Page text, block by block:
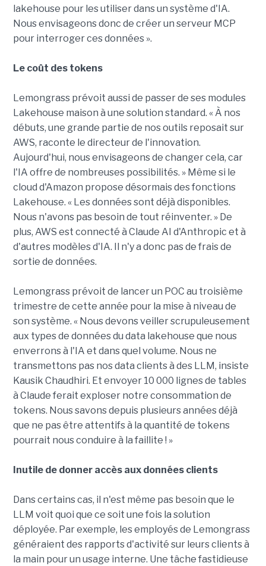
lakehouse pour les utiliser dans un système d'IA.
Nous envisageons donc de créer un serveur MCP
pour interroger ces données ».
Le coût des tokens
Lemongrass prévoit aussi de passer de ses modules
Lakehouse maison à une solution standard. « À nos
débuts, une grande partie de nos outils reposait sur
AWS, raconte le directeur de l'innovation.
Aujourd'hui, nous envisageons de changer cela, car
l'IA offre de nombreuses possibilités. » Même si le
cloud d'Amazon propose désormais des fonctions
Lakehouse. « Les données sont déjà disponibles.
Nous n'avons pas besoin de tout réinventer. » De
plus, AWS est connecté à Claude AI d'Anthropic et à
d'autres modèles d'IA. Il n'y a donc pas de frais de
sortie de données.
Lemongrass prévoit de lancer un POC au troisième
trimestre de cette année pour la mise à niveau de
son système. « Nous devons veiller scrupuleusement
aux types de données du data lakehouse que nous
enverrons à l'IA et dans quel volume. Nous ne
transmettons pas nos data clients à des LLM, insiste
Kausik Chaudhiri. Et envoyer 10 000 lignes de tables
à Claude ferait exploser notre consommation de
tokens. Nous savons depuis plusieurs années déjà
que ne pas être attentifs à la quantité de tokens
pourrait nous conduire à la faillite ! »
Inutile de donner accès aux données clients
Dans certains cas, il n'est même pas besoin que le
LLM voit quoi que ce soit une fois la solution
déployée. Par exemple, les employés de Lemongrass
généraient des rapports d'activité sur leurs clients à
la main pour un usage interne. Une tâche fastidieuse